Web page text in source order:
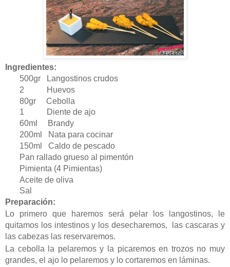
Ingredientes:
500gr Langostinos crudos
2 Huevos
80gr Cebolla
1 Diente de ajo
60ml Brandy
200ml Nata para cocinar
150ml Caldo de pescado
Pan rallado grueso al pimentón
Pimienta (4 Pimientas)
Aceite de oliva
Sal
Preparación:
Lo primero que haremos será pelar los langostinos, le
quitamos los intestinos y los desecharemos, las cascaras y
las cabezas las reservaremos.
La cebolla la pelaremos y la picaremos en trozos no muy
grandes, el ajo lo pelaremos y lo cortaremos en láminas.